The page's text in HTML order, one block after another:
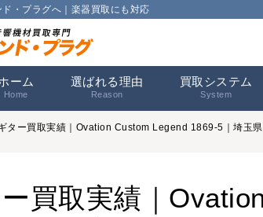
・プラグへ｜楽器買取にも対応
ーム
Home
選ばれる理由
Reason
買取システム
System
ター買取実績｜Ovation Custom Legend 1869-5｜埼玉
買取実績｜